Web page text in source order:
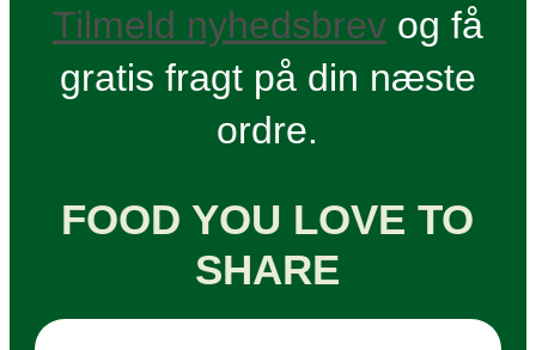
Tilmeld nyhedsbrevog få
gratis fragt på din næste
ordre.
FOOD YOU LOVE TO
SHARE